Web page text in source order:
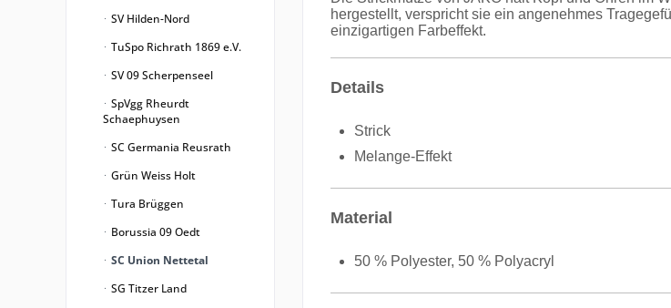
SV Hilden-Nord
TuSpo Richrath 1869 e.V.
SV 09 Scherpenseel
SpVgg Rheurdt
Schaephuysen
SC Germania Reusrath
Grün Weiss Holt
Tura Brüggen
Borussia 09 Oedt
SC Union Nettetal
SG Titzer Land
hergestellt, verspricht sie ein angenehmes
einzigartigen Farbeffekt.
Details
Strick
Melange-Effekt
Material
50 % Polyester, 50 % Polyacryl